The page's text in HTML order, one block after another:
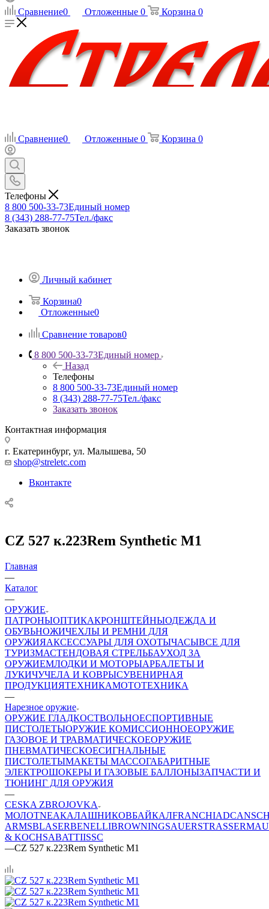
Сравнение0 Отложенные 0 Корзина 0
Сравнение0 Отложенные 0 Корзина 0
Телефоны
8 800 500-33-73Единый номер
8 (343) 288-77-75Тел./факс
Заказать звонок
Личный кабинет
Корзина0
Отложенные0
Сравнение товаров0
8 800 500-33-73Единый номер
Назад
Телефоны
8 800 500-33-73Единый номер
8 (343) 288-77-75Тел./факс
Заказать звонок
Контактная информация
г. Екатеринбург, ул. Малышева, 50
shop@streletc.com
Вконтакте
CZ 527 к.223Rem Synthetic M1
Главная
—
Каталог
—
ОРУЖИЕ
ПАТРОНЫОПТИКАКРОНШТЕЙНЫОДЕЖДА И
ОБУВЬНОЖИЧЕХЛЫ И РЕМНИ ДЛЯ
ОРУЖИЯАКСЕССУАРЫ ДЛЯ ОХОТЫЧАСЫВСЕ ДЛЯ
ТУРИЗМАСТЕНДОВАЯ СТРЕЛЬБАУХОД ЗА
ОРУЖИЕМЛОДКИ И МОТОРЫАРБАЛЕТЫ И
ЛУКИЧУЧЕЛА И КОВРЫСУВЕНИРНАЯ
ПРОДУКЦИЯТЕХНИКАМОТОТЕХНИКА
—
Нарезное оружие
ОРУЖИЕ ГЛАДКОСТВОЛЬНОЕСПОРТИВНЫЕ
ПИСТОЛЕТЫОРУЖИЕ КОМИССИОННОЕОРУЖИЕ
ГАЗОВОЕ И ТРАВМАТИЧЕСКОЕОРУЖИЕ
ПНЕВМАТИЧЕСКОЕСИГНАЛЬНЫЕ
ПИСТОЛЕТЫМАКЕТЫ МАССОГАБАРИТНЫЕ
ЭЛЕКТРОШОКЕРЫ И ГАЗОВЫЕ БАЛЛОНЫЗАПЧАСТИ И
ТЮНИНГ ДЛЯ ОРУЖИЯ
—
CESKA ZBROJOVKA
МОЛОТNEAКАЛАШНИКОВБАЙКАЛFRANCHIADC
ARMSBLASERBENELLIBROWNINGSAUERSTRASSER
& KOCHSABATTIISSC
—CZ 527 к.223Rem Synthetic M1